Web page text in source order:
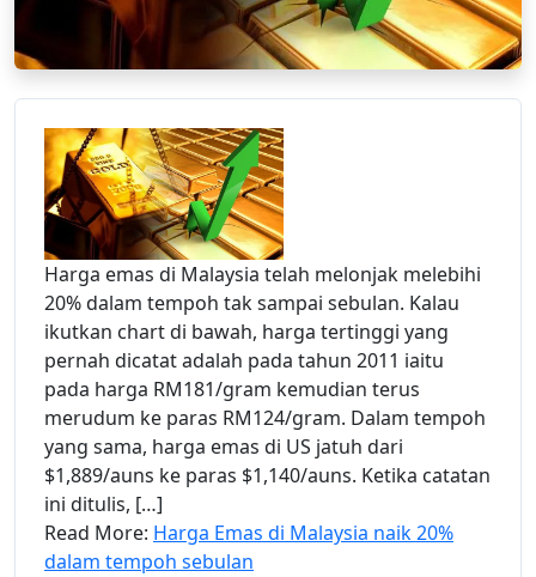
Harga emas di Malaysia telah melonjak melebihi
20% dalam tempoh tak sampai sebulan. Kalau
ikutkan chart di bawah, harga tertinggi yang
pernah dicatat adalah pada tahun 2011 iaitu
pada harga RM181/gram kemudian terus
merudum ke paras RM124/gram. Dalam tempoh
yang sama, harga emas di US jatuh dari
$1,889/auns ke paras $1,140/auns. Ketika catatan
ini ditulis, […]
Read More: Harga Emas di Malaysia naik 20%
dalam tempoh sebulan